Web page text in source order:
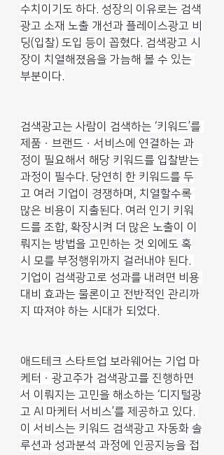
수치이기도 하다. 성장의 이유로는 검색
광고 소재 노출 개선과 플레이스광고 비
딩(입찰) 도입 등이 꼽혔다. 검색광고 시
장이 치열해졌음을 가늠해 볼 수 있는
부분이다.
검색광고는 사람이 검색하는 ‘키워드’를
제품ㆍ브랜드ㆍ서비스에 연결하는 과
정이 필요해서 해당 키워드를 입찰받는
과정이 필수다. 당연히 한 키워드를 두
고 여러 기업이 경쟁하며, 치열할수록
많은 비용이 지출된다. 여러 인기 키워
드를 조합, 확장시켜 더 많은 노출이 이
뤄지는 방법을 고민하는 것 외에도 혹
시 모를 부정행위까지 걸러내야 된다.
기업이 검색광고로 성과를 내려면 비용
대비 효과는 물론이고 전반적인 관리까
지 따져야 하는 시대가 되었다.
애드테크 스타트업 보라웨어는 기업 마
케터ㆍ광고주가 검색광고를 진행하면
서 이뤄지는 고민을 해소하는 ‘디지털광
고 AI 마케터 서비스’를 제공하고 있다.
이 서비스는 키워드 검색광고 자동화 솔
루션과 성과분석 과정에 인공지능을 접